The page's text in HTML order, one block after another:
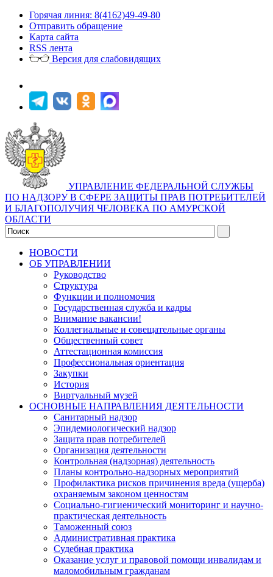
Горячая линия: 8(4162)49-49-80
Отправить обращение
Карта сайта
RSS лента
Версия для слабовидящих
УПРАВЛЕНИЕ ФЕДЕРАЛЬНОЙ СЛУЖБЫ
ПО НАДЗОРУ В СФЕРЕ ЗАЩИТЫ ПРАВ ПОТРЕБИТЕЛЕЙ
И БЛАГОПОЛУЧИЯ ЧЕЛОВЕКА ПО АМУРСКОЙ
ОБЛАСТИ
НОВОСТИ
ОБ УПРАВЛЕНИИ
Руководство
Структура
Функции и полномочия
Государственная служба и кадры
Внимание вакансии!
Коллегиальные и совещательные органы
Общественный совет
Аттестационная комиссия
Профессиональная ориентация
Закупки
История
Виртуальный музей
ОСНОВНЫЕ НАПРАВЛЕНИЯ ДЕЯТЕЛЬНОСТИ
Санитарный надзор
Эпидемиологический надзор
Защита прав потребителей
Организация деятельности
Контрольная (надзорная) деятельность
Планы контрольно-надзорных мероприятий
Профилактика рисков причинения вреда (ущерба)
охраняемым законом ценностям
Социально-гигиенический мониторинг и научно-
практическая деятельность
Таможенный союз
Административная практика
Судебная практика
Оказание услуг и правовой помощи инвалидам и
маломобильным гражданам